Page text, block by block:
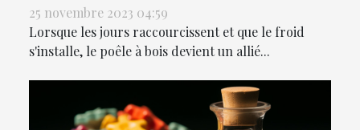
25 novembre 2023 04:59
Lorsque les jours raccourcissent et que le froid
s'installe, le poêle à bois devient un allié...